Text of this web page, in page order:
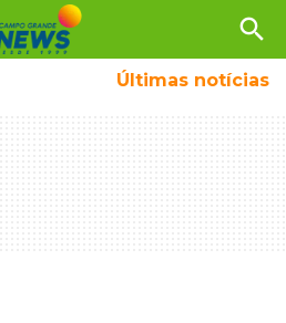
search
Últimas notícias